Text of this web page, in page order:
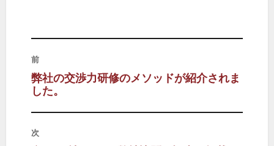
投
稿
ナ
ビ
ゲ
ー
前
前
の
投
弊社の交渉力研修のメソッドが紹介されま
した。
次